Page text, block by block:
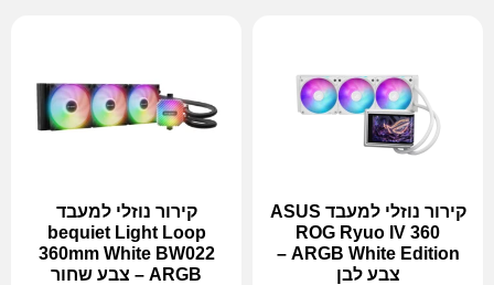
קירור נוזלי למעבד ASUS
ROG Ryuo IV 360
ARGB White Edition –
צבע לבן
קירור נוזלי למעבד
bequiet Light Loop
360mm White BW022
ARGB – צבע שחור